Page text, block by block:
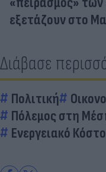
εξετάζουν στο
Διάβασε
Πολιτική
Πόλεμος στη
Ενεργειακό